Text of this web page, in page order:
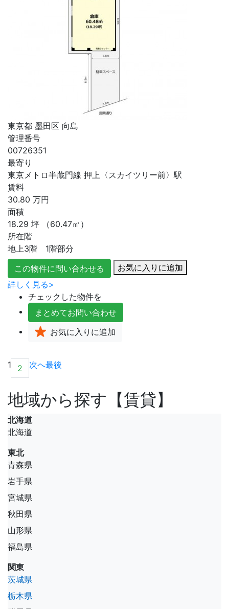
東京都 墨田区 向島
管理番号
00726351
最寄り
東京メトロ半蔵門線 押上〈スカイツリー前〉駅
賃料
30.80 万円
面積
18.29 坪 （60.47㎡）
所在階
地上3階 1階部分
この物件に問い合わせる
お気に入りに追加
詳しく見る>
チェックした物件を
まとめてお問い合わせ
お気に入り に追加
1 2 次へ最後
地域から探す【賃貸】
北海道
北海道
東北
青森県
岩手県
宮城県
秋田県
山形県
福島県
関東
茨城県
栃木県